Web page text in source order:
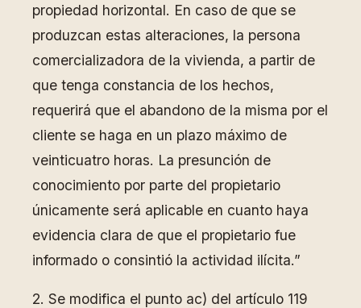
propiedad horizontal. En caso de que se
produzcan estas alteraciones, la persona
comercializadora de la vivienda, a partir de
que tenga constancia de los hechos,
requerirá que el abandono de la misma por el
cliente se haga en un plazo máximo de
veinticuatro horas. La presunción de
conocimiento por parte del propietario
únicamente será aplicable en cuanto haya
evidencia clara de que el propietario fue
informado o consintió la actividad ilícita.”
2. Se modifica el punto ac) del artículo 119